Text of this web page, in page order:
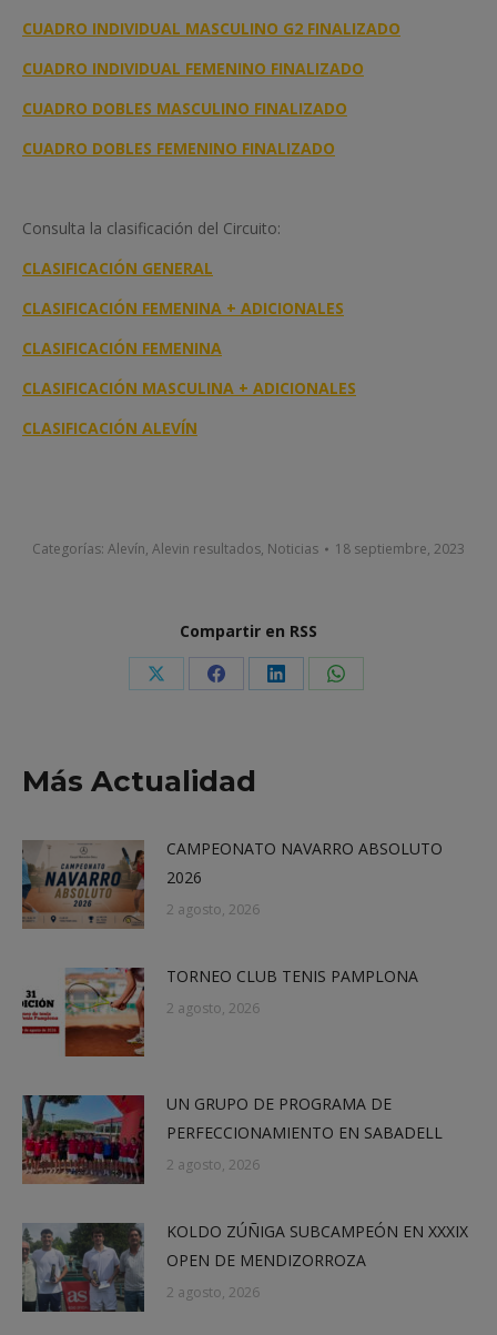
CUADRO INDIVIDUAL MASCULINO G2 FINALIZADO
CUADRO INDIVIDUAL FEMENINO FINALIZADO
CUADRO DOBLES MASCULINO FINALIZADO
CUADRO DOBLES FEMENINO FINALIZADO
Consulta la clasificación del Circuito:
CLASIFICACIÓN GENERAL
CLASIFICACIÓN FEMENINA + ADICIONALES
CLASIFICACIÓN FEMENINA
CLASIFICACIÓN MASCULINA + ADICIONALES
CLASIFICACIÓN ALEVÍN
Categorías: Alevín, Alevin resultados, Noticias 18 septiembre, 2023
Compartir en RSS
Share Share Share Share
Más Actualidad
CAMPEONATO NAVARRO ABSOLUTO
2026
2 agosto, 2026
TORNEO CLUB TENIS PAMPLONA
2 agosto, 2026
UN GRUPO DE PROGRAMA DE
PERFECCIONAMIENTO EN SABADELL
2 agosto, 2026
KOLDO ZÚÑIGA SUBCAMPEÓN EN XXXIX
OPEN DE MENDIZORROZA
2 agosto, 2026